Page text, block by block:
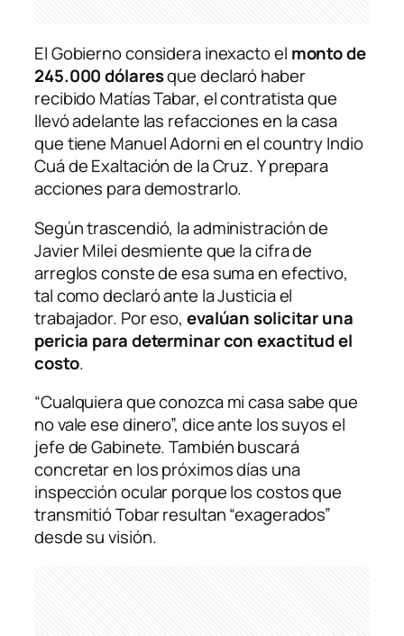
El Gobierno considera inexacto el monto de
245.000 dólaresque declaró haber
recibido Matías Tabar, el contratista que
llevó adelante las refacciones en la casa
que tiene Manuel Adorni en el country Indio
Cuá de Exaltación de la Cruz. Y prepara
acciones para demostrarlo.
Según trascendió, la administración de
Javier Milei desmiente que la cifra de
arreglos conste de esa suma en efectivo,
tal como declaró ante la Justicia el
trabajador. Por eso, evalúan solicitar una
pericia para determinar con exactitud el
costo.
“Cualquiera que conozca mi casa sabe que
no vale ese dinero”, dice ante los suyos el
jefe de Gabinete. También buscará
concretar en los próximos días una
inspección ocular porque los costos que
transmitió Tobar resultan “exagerados”
desde su visión.